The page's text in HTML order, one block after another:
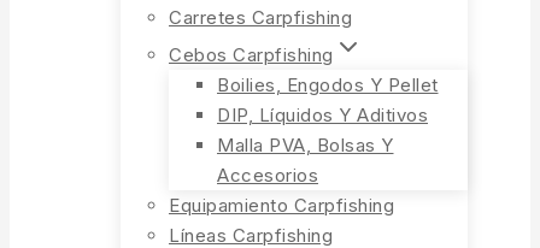
Carretes Carpfishing
Cebos Carpfishing
Boilies, Engodos Y Pellet
DIP, Líquidos Y Aditivos
Malla PVA, Bolsas Y
Accesorios
Equipamiento Carpfishing
Líneas Carpfishing